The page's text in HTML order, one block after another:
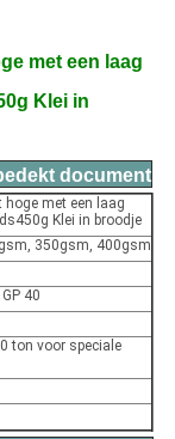
met een laag
Klei in
document
hoge met een laag
Klei in broodje
350gsm, 400gsm
40
ton voor speciale